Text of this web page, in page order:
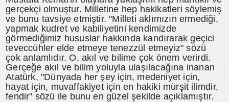
gerçekçi olmuştur. Milletine hep hakikatleri söylemiş
ve bunu tavsiye etmiştir. "Milleti aklımızın ermediği,
yapmak kudret ve kabiliyetini kendimizde
görmediğimiz hususlar hakkında kandırarak geçici
teveccühler elde etmeye tenezzül etmeyiz" sözü
çok anlamlıdır. O, akıl ve bilime çok önem verirdi.
Gerçeğe akıl ve bilim yoluyla ulaşılacağına inanan
Atatürk, "Dünyada her şey için, medeniyet için,
hayat için, muvaffakiyet için en hakiki mürşit ilimdir,
fendir" sözü ile bunu en güzel şekilde açıklamıştır.